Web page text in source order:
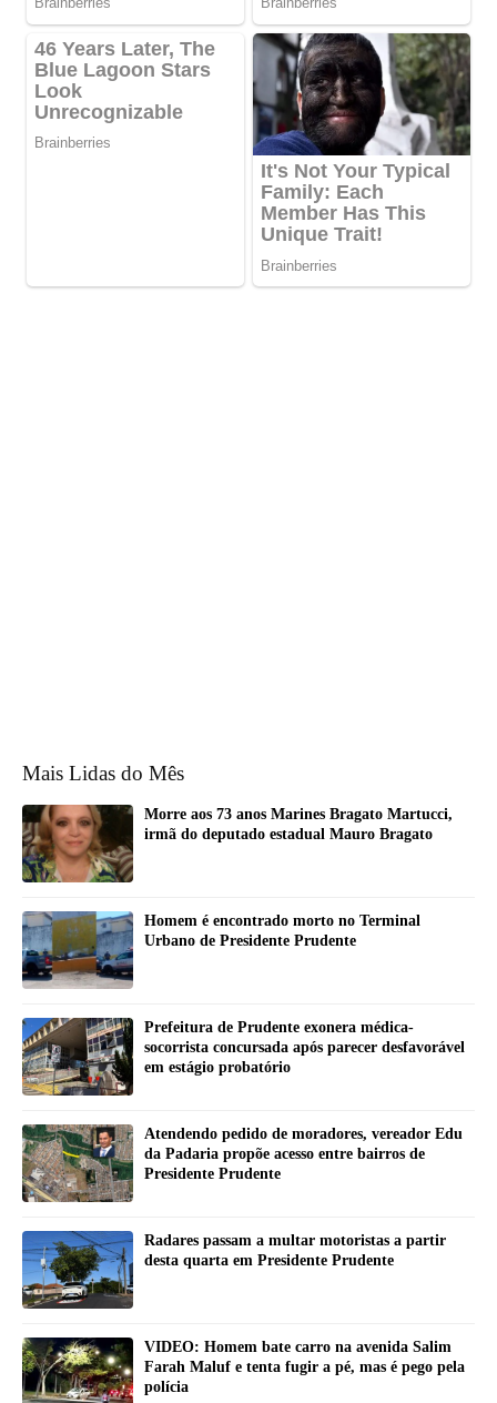
Mais Lidas do Mês
Morre aos 73 anos Marines Bragato Martucci,
irmã do deputado estadual Mauro Bragato
Homem é encontrado morto no Terminal
Urbano de Presidente Prudente
Prefeitura de Prudente exonera médica-
socorrista concursada após parecer desfavorável
em estágio probatório
Atendendo pedido de moradores, vereador Edu
da Padaria propõe acesso entre bairros de
Presidente Prudente
Radares passam a multar motoristas a partir
desta quarta em Presidente Prudente
VIDEO: Homem bate carro na avenida Salim
Farah Maluf e tenta fugir a pé, mas é pego pela
polícia